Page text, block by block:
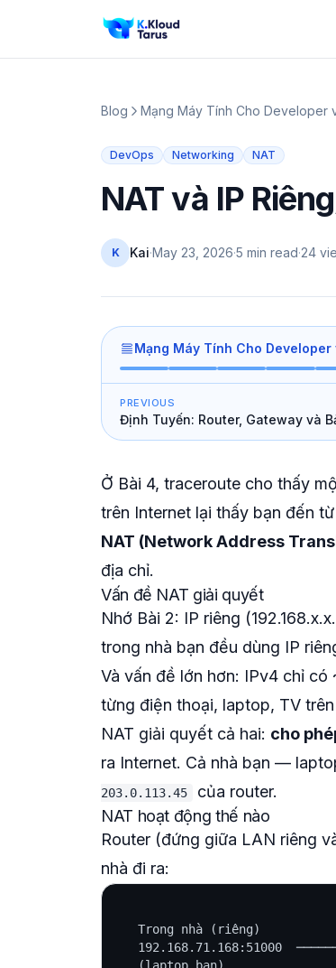
Blog Mạng Máy Tính Cho Developer
DevOps Networking NAT
NAT và IP
K Kai·May 23, 2026·5 min read·24
Mạng Máy Tính Cho Developer
PREVIOUS
Định Tuyến: Router, Gateway và
Ở Bài 4, traceroute cho thấy
trên Internet lại thấy bạn đến
NAT (Network Address
địa chỉ.
Vấn đề NAT giải quyết
Nhớ Bài 2: IP riêng
trong nhà bạn đều dùng IP
Và vấn đề lớn hơn: IPv4 chỉ
từng điện thoại, laptop, TV
NAT giải quyết cả hai: cho
ra Internet. Cả nhà bạn —
203.0.113.45
của router.
NAT hoạt động thế nào
Router (đứng giữa LAN riêng
nhà đi ra:
Trong nhà (riêng)
192.168.71.168:51000